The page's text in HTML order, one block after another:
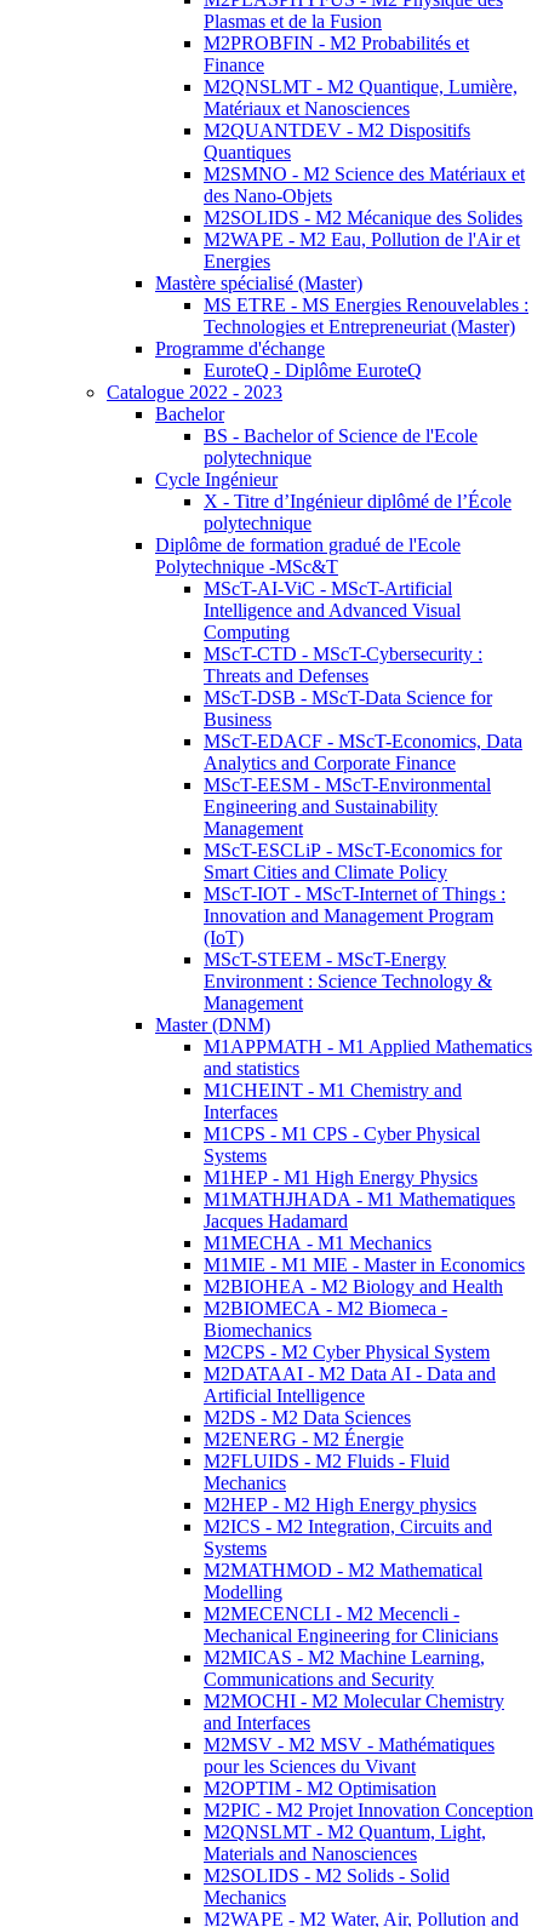
Plasmas et de la Fusion
M2PROBFIN - M2 Probabilités et
Finance
M2QNSLMT - M2 Quantique, Lumière,
Matériaux et Nanosciences
M2QUANTDEV - M2 Dispositifs
Quantiques
M2SMNO - M2 Science des Matériaux et
des Nano-Objets
M2SOLIDS - M2 Mécanique des Solides
M2WAPE - M2 Eau, Pollution de l'Air et
Energies
Mastère spécialisé (Master)
MS ETRE - MS Energies Renouvelables :
Technologies et Entrepreneuriat (Master)
Programme d'échange
EuroteQ - Diplôme EuroteQ
Catalogue 2022 - 2023
Bachelor
BS - Bachelor of Science de l'Ecole
polytechnique
Cycle Ingénieur
X - Titre d’Ingénieur diplômé de l’École
polytechnique
Diplôme de formation gradué de l'Ecole
Polytechnique -MSc&T
MScT-AI-ViC - MScT-Artificial
Intelligence and Advanced Visual
Computing
MScT-CTD - MScT-Cybersecurity :
Threats and Defenses
MScT-DSB - MScT-Data Science for
Business
MScT-EDACF - MScT-Economics, Data
Analytics and Corporate Finance
MScT-EESM - MScT-Environmental
Engineering and Sustainability
Management
MScT-ESCLiP - MScT-Economics for
Smart Cities and Climate Policy
MScT-IOT - MScT-Internet of Things :
Innovation and Management Program
(IoT)
MScT-STEEM - MScT-Energy
Environment : Science Technology &
Management
Master (DNM)
M1APPMATH - M1 Applied Mathematics
and statistics
M1CHEINT - M1 Chemistry and
Interfaces
M1CPS - M1 CPS - Cyber Physical
Systems
M1HEP - M1 High Energy Physics
M1MATHJHADA - M1 Mathematiques
Jacques Hadamard
M1MECHA - M1 Mechanics
M1MIE - M1 MIE - Master in Economics
M2BIOHEA - M2 Biology and Health
M2BIOMECA - M2 Biomeca -
Biomechanics
M2CPS - M2 Cyber Physical System
M2DATAAI - M2 Data AI - Data and
Artificial Intelligence
M2DS - M2 Data Sciences
M2ENERG - M2 Énergie
M2FLUIDS - M2 Fluids - Fluid
Mechanics
M2HEP - M2 High Energy physics
M2ICS - M2 Integration, Circuits and
Systems
M2MATHMOD - M2 Mathematical
Modelling
M2MECENCLI - M2 Mecencli -
Mechanical Engineering for Clinicians
M2MICAS - M2 Machine Learning,
Communications and Security
M2MOCHI - M2 Molecular Chemistry
and Interfaces
M2MSV - M2 MSV - Mathématiques
pour les Sciences du Vivant
M2OPTIM - M2 Optimisation
M2PIC - M2 Projet Innovation Conception
M2QNSLMT - M2 Quantum, Light,
Materials and Nanosciences
M2SOLIDS - M2 Solids - Solid
Mechanics
M2WAPE - M2 Water, Air, Pollution and